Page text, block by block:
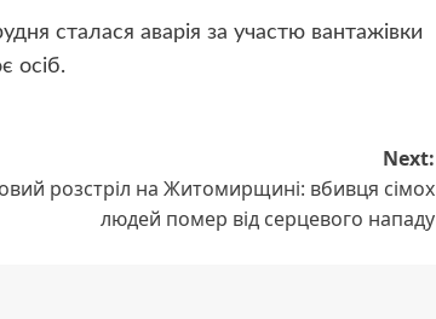
сталася аварія за участю вантажівки
осіб.
Next:
розстріл на Житомирщині: вбивця сімох
людей помер від серцевого нападу